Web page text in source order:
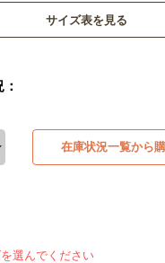
サイズ表を見る
在庫状況一覧から
選んでください